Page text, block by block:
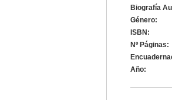
Biografía
Género:
ISBN:
Nº Páginas:
Año: